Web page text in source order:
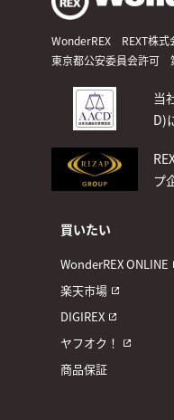
WonderREX REXT株式
東京都公安委員会許可
当
D)
プ
買いたい
WonderREX ONLINE
楽天市場
DIGIREX
ヤフオク！
商品保証